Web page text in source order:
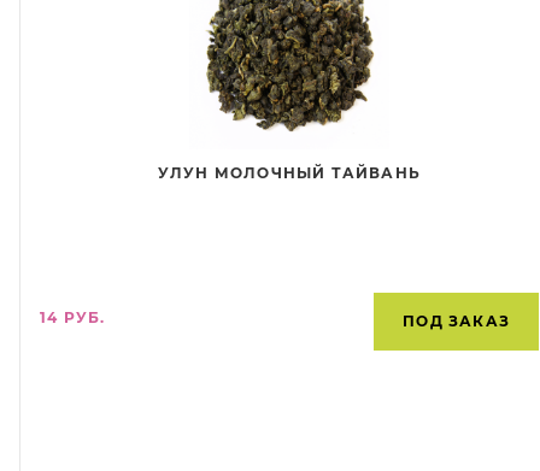
УЛУН МОЛОЧНЫЙ ТАЙВАНЬ
14 РУБ. ПОД ЗАКАЗ